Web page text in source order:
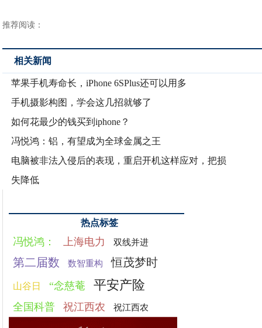
推荐阅读：
相关新闻
苹果手机寿命长，iPhone 6SPlus还可以用多
手机摄影构图，学会这几招就够了
如何花最少的钱买到iphone？
冯悦鸿：铝，有望成为全球金属之王
电脑被非法入侵后的表现，重启开机这样应对，把损
失降低
热点标签
冯悦鸿： 上海电力 双线并进
第二届数 数智重构 恒茂梦时
山谷日 “念慈菴 平安产险
全国科普 祝江西农 祝江西农